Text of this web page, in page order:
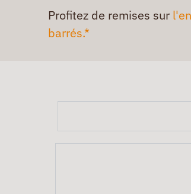
Profitez de remises sur
barrés.*